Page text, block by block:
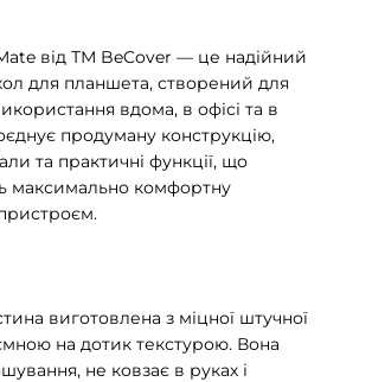
від ТМ BeCover — це надійний
для планшета, створений для
вдома, в офісі та в
продуману конструкцію,
та практичні функції, що
максимально комфортну
виготовлена з міцної штучної
на дотик текстурою. Вона
не ковзає в руках і